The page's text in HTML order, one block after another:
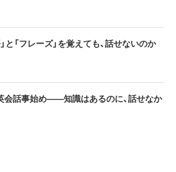
と「フレーズ」を覚えても、話せないのか
会話事始め——知識はあるのに、話せなか